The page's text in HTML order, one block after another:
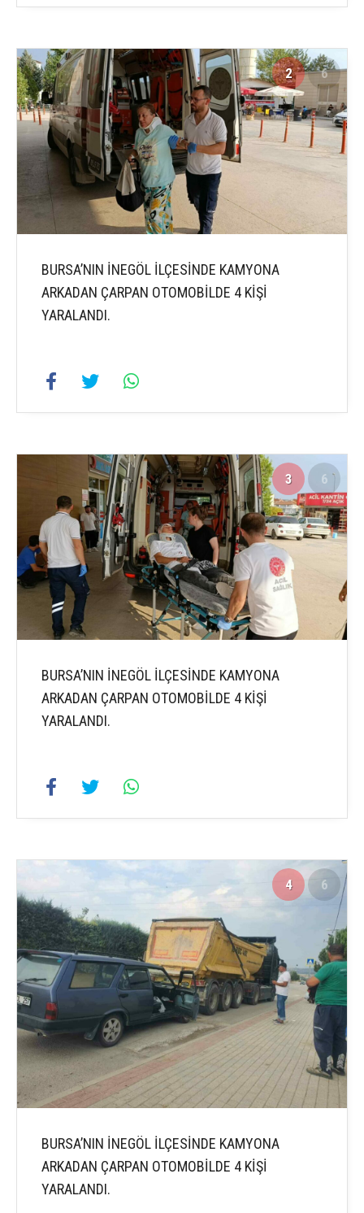
2 6
BURSA’NIN İNEGÖL İLÇESİNDE KAMYONA
ARKADAN ÇARPAN OTOMOBİLDE 4 KİŞİ
YARALANDI.
3 6
BURSA’NIN İNEGÖL İLÇESİNDE KAMYONA
ARKADAN ÇARPAN OTOMOBİLDE 4 KİŞİ
YARALANDI.
4 6
BURSA’NIN İNEGÖL İLÇESİNDE KAMYONA
ARKADAN ÇARPAN OTOMOBİLDE 4 KİŞİ
YARALANDI.